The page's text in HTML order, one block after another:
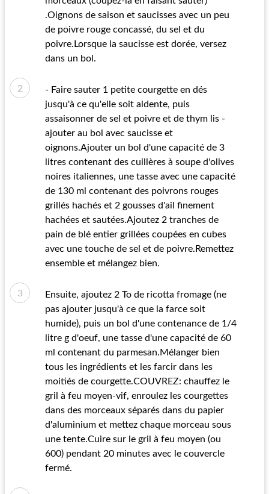
.Oignons de saison et saucisses avec un peu
de poivre rouge concassé, du sel et du
poivre.Lorsque la saucisse est dorée, versez
dans un bol.
- Faire sauter 1 petite courgette en dés
jusqu'à ce qu'elle soit aldente, puis
assaisonner de sel et poivre et de thym lis -
ajouter au bol avec saucisse et
oignons.Ajouter un bol d'une capacité de 3
litres contenant des cuillères à soupe d'olives
noires italiennes, une tasse avec une capacité
de 130 ml contenant des poivrons rouges
grillés hachés et 2 gousses d'ail finement
hachées et sautées.Ajoutez 2 tranches de
pain de blé entier grillées coupées en cubes
avec une touche de sel et de poivre.Remettez
ensemble et mélangez bien.
Ensuite, ajoutez 2 To de ricotta fromage (ne
pas ajouter jusqu'à ce que la farce soit
humide), puis un bol d'une contenance de 1/4
litre g d'oeuf, une tasse d'une capacité de 60
ml contenant du parmesan.Mélanger bien
tous les ingrédients et les farcir dans les
moitiés de courgette.COUVREZ: chauffez le
gril à feu moyen-vif, enroulez les courgettes
dans des morceaux séparés dans du papier
d'aluminium et mettez chaque morceau sous
une tente.Cuire sur le gril à feu moyen (ou
600) pendant 20 minutes avec le couvercle
fermé.